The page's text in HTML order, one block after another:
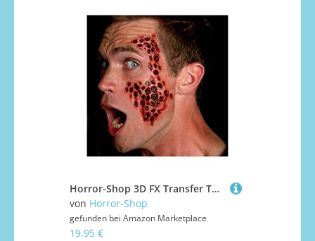
Horror-Shop 3D FX Transfer Tattoo Wunde Tripophobie als Fake Wunden Klebetattoo
von Horror-Shop
gefunden bei Amazon Marketplace
19,95 €